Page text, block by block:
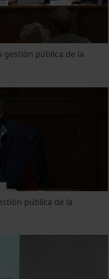
gestión pública de la
pública de la